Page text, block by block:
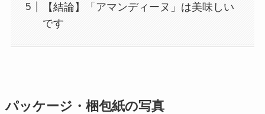
【結論】「アマンディーヌ」は美味しい
です
パッケージ・梱包紙の写真